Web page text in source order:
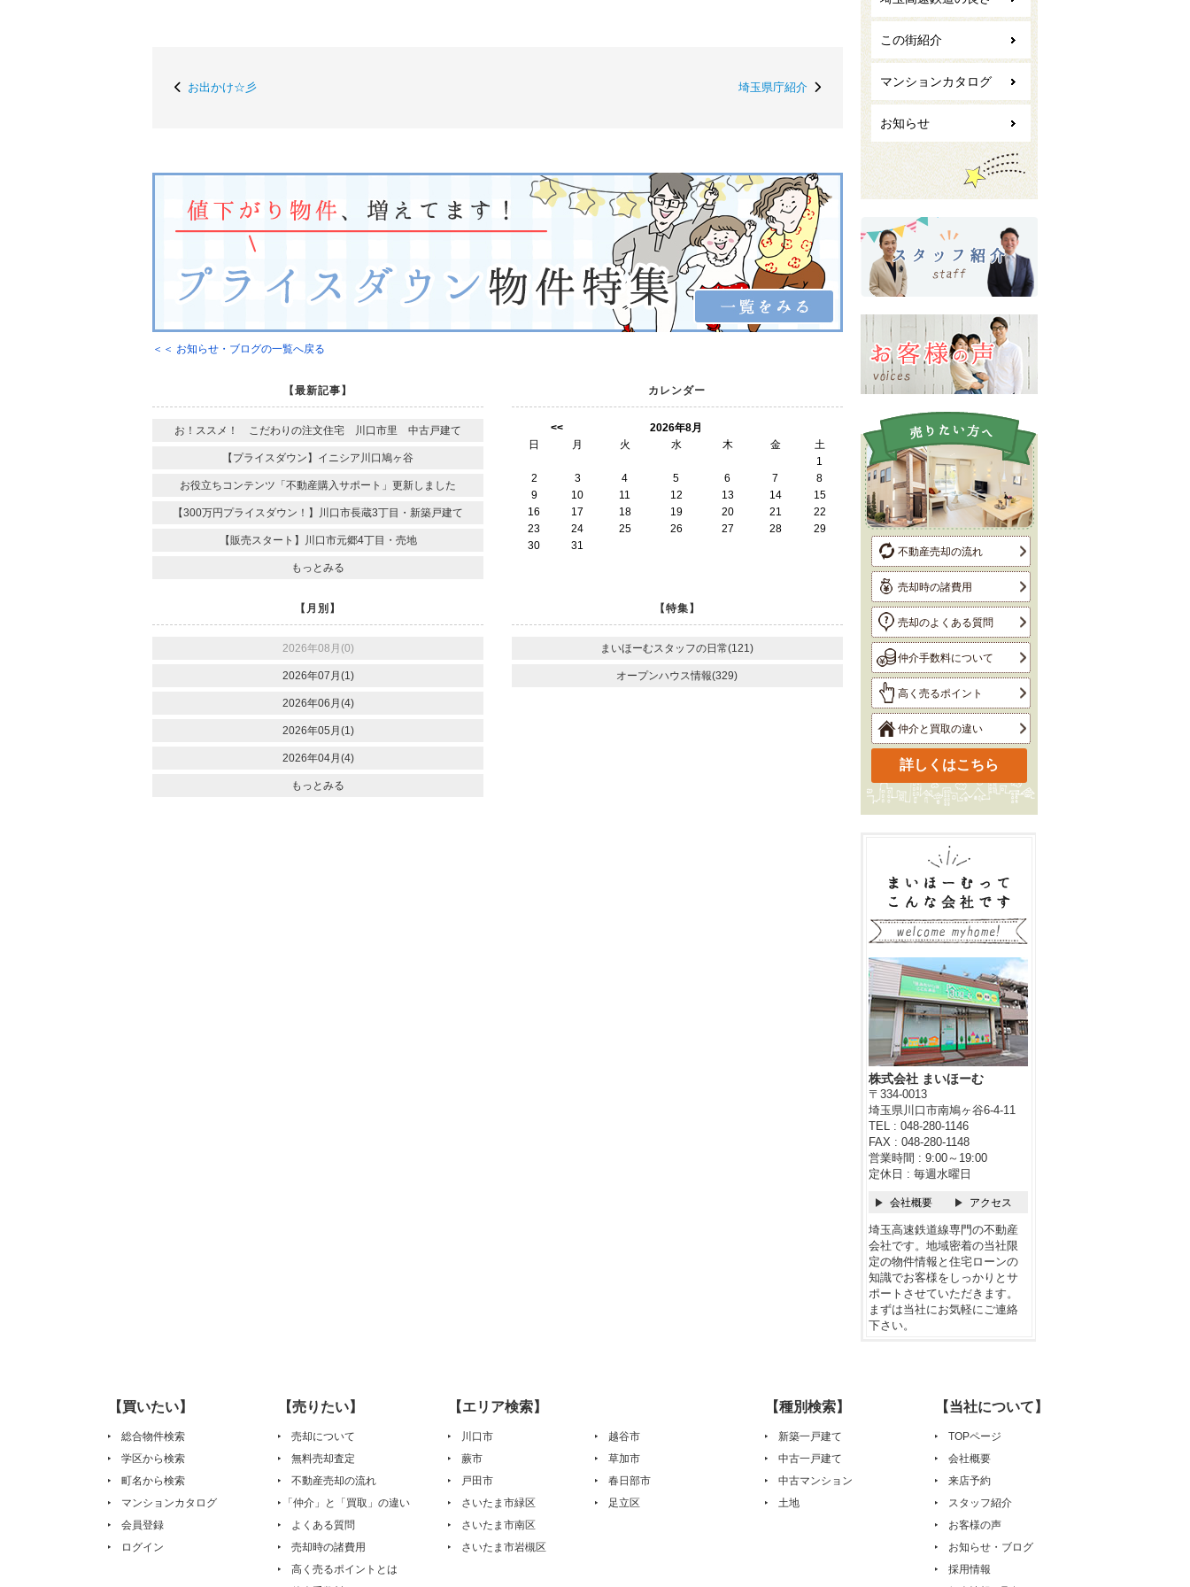
お出かけ☆彡 埼玉県庁紹介
＜＜ お知らせ・ブログの一覧へ戻る
【最新記事】
お！ススメ！ こだわりの注文住宅 川口市里 中古戸建て
【プライスダウン】イニシア川口鳩ヶ谷
お役立ちコンテンツ「不動産購入サポート」更新しました
【300万円プライスダウン！】川口市長蔵3丁目・新築戸建て
【販売スタート】川口市元郷4丁目・売地
もっとみる
カレンダー
<<
2026年8月
日
月 火 水 木 金
土
1
2
3 4 5 6 7
8
9
10 11 12 13 14
15
16
17 18 19 20 21
22
23
24 25 26 27 28
29
30
31
【月別】
2026年08月(0)
2026年07月(1)
2026年06月(4)
2026年05月(1)
2026年04月(4)
もっとみる
【特集】
まいほーむスタッフの日常(121)
オープンハウス情報(329)
この街紹介
マンションカタログ
お知らせ
不動産売却の流れ
売却時の諸費用
売却のよくある質問
仲介手数料について
高く売るポイント
仲介と買取の違い
詳しくはこちら
株式会社 まいほーむ
〒334-0013
埼玉県川口市南鳩ヶ谷6-4-11
TEL : 048-280-1146
FAX : 048-280-1148
営業時間 : 9:00～19:00
定休日 : 毎週水曜日
会社概要 アクセス
埼玉高速鉄道線専門の不動産
会社です。地域密着の当社限
定の物件情報と住宅ローンの
知識でお客様をしっかりとサ
ポートさせていただきます。
まずは当社にお気軽にご連絡
下さい。
【買いたい】
総合物件検索
学区から検索
町名から検索
マンションカタログ
会員登録
ログイン
【売りたい】
売却について
無料売却査定
不動産売却の流れ
「仲介」と「買取」の違い
よくある質問
売却時の諸費用
高く売るポイントとは
【エリア検索】
川口市
蕨市
戸田市
さいたま市緑区
さいたま市南区
さいたま市岩槻区
越谷市
草加市
春日部市
足立区
【種別検索】
新築一戸建て
中古一戸建て
中古マンション
土地
【当社について】
TOPページ
会社概要
来店予約
スタッフ紹介
お客様の声
お知らせ・ブログ
採用情報